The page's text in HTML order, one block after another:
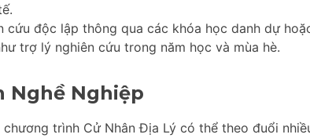
cứu độc lập thông qua các khóa học danh dự
trợ lý nghiên cứu trong năm học và mùa hè.
Nghề Nghiệp
chương trình Cử Nhân Địa Lý có thể theo đuổi